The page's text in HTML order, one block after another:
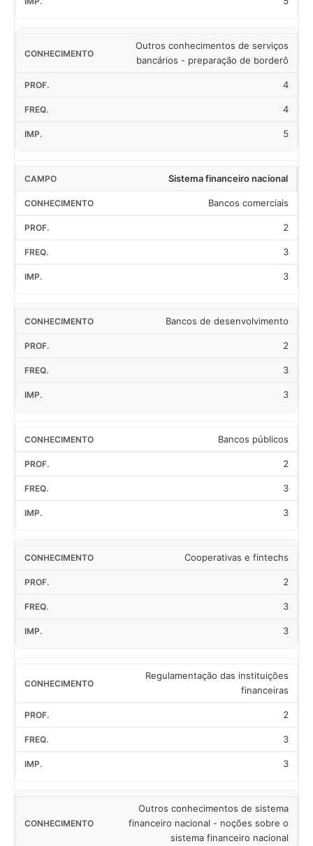
Outros conhecimentos de serviços
bancários - preparação de borderô
4
4
5
Sistema financeiro nacional
Bancos comerciais
2
3
3
Bancos de desenvolvimento
2
3
3
Bancos públicos
2
3
3
Cooperativas e fintechs
2
3
3
Regulamentação das instituições
financeiras
2
3
3
Outros conhecimentos de sistema
financeiro nacional - noções sobre o
sistema financeiro nacional